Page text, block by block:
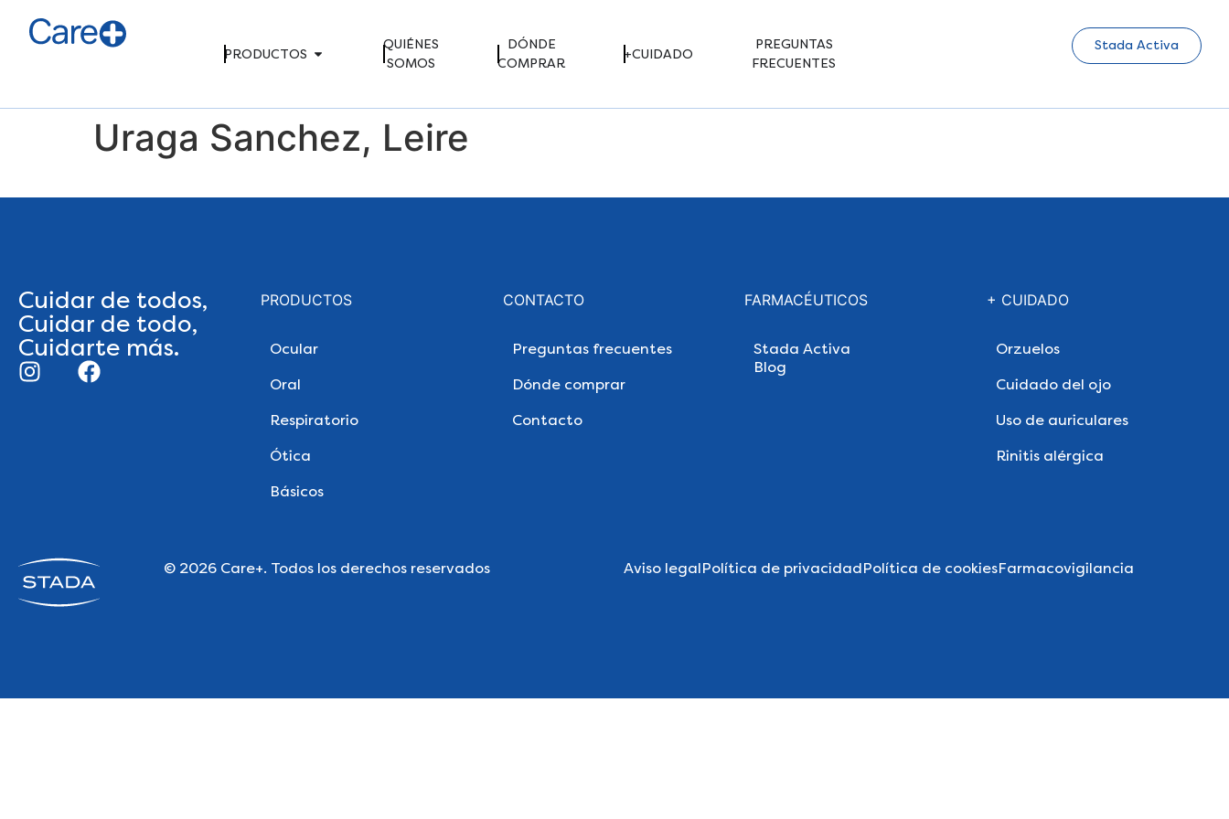
PRODUCTOS
QUIÉNES
SOMOS
DÓNDE
COMPRAR
+CUIDADO
PREGUNTAS
FRECUENTES
Stada Activa
Uraga Sanchez, Leire
Cuidar de todos,
Cuidar de todo,
Cuidarte más.
PRODUCTOS
Ocular
Oral
Respiratorio
Ótica
Básicos
CONTACTO
Preguntas frecuentes
Dónde comprar
Contacto
FARMACÉUTICOS
Stada Activa
Blog
+ CUIDADO
Orzuelos
Cuidado del ojo
Uso de auriculares
Rinitis alérgica
© 2026 Care+. Todos los derechos reservados Aviso legalPolítica de privacidadPolítica de cookiesFarmacovigilancia